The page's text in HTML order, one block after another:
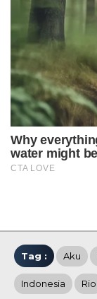
Tag : Aku
Indonesia Rio